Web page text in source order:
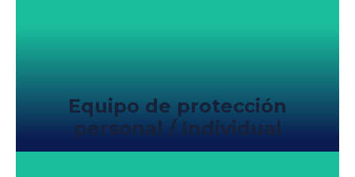
Equipo de protección
personal / Individual